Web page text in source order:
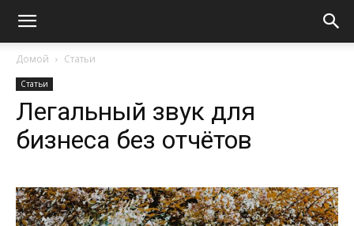
Домой Статьи
Статьи
Легальный звук для
бизнеса без отчётов